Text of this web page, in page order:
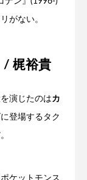
がない。
/ 梶裕貴
演じたのはカ
登場するタク
ケットモンス